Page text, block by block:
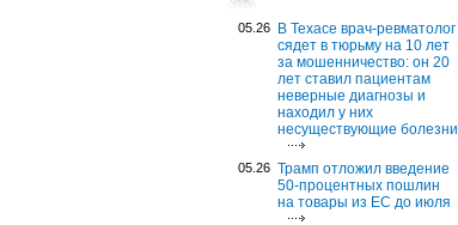
05.26
В Техасе врач-ревматолог
сядет в тюрьму на 10 лет
за мошенничество: он 20
лет ставил пациентам
неверные диагнозы и
находил у них
несуществующие болезни
05.26 Трамп отложил введение
50-процентных пошлин
на товары из ЕС до июля